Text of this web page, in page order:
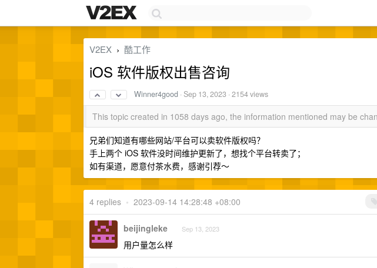
V2EX › 酷工作
iOS 软件版权出售咨询
Winner4good ·Sep 13, 2023 · 2154 views
This topic created in 1058 days ago, the information mentioned may be
兄弟们知道有哪些网站/平台可以卖软件版权吗？
手上两个 iOS 软件没时间维护更新了，想找个平台转卖了；
如有渠道，愿意付茶水费，感谢引荐～
4 replies • 2023-09-14 14:28:48 +08:00
beijingleke Sep 13, 2023
用户量怎么样